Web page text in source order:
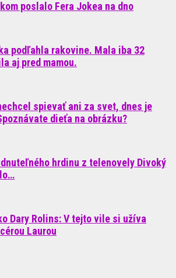
poslalo Fera Jokea na dno
podľahla rakovine. Mala iba 32
aj pred mamou.
spievať ani za svet, dnes je
dieťa na obrázku?
hrdinu z telenovely Divoký
Dary Rolins: V tejto vile si užíva
Laurou